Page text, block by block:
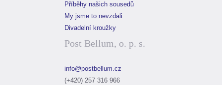
Příběhy našich sousedů
My jsme to nevzdali
Divadelní kroužky
Post Bellum, o. p. s.
info@postbellum.cz
(+420) 257 316 966